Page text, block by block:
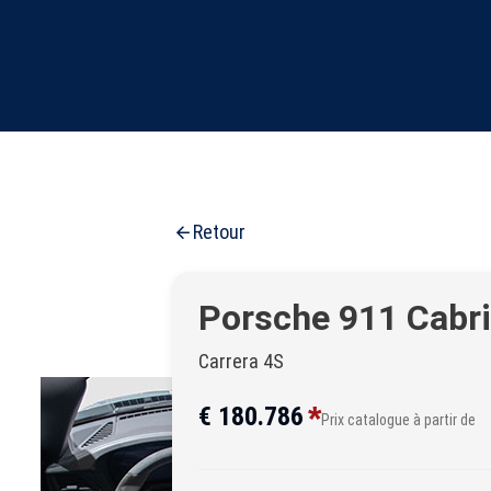
Retour
Porsche 911
Carrera 4S
€ 180.786*Prix catalogue à partir de